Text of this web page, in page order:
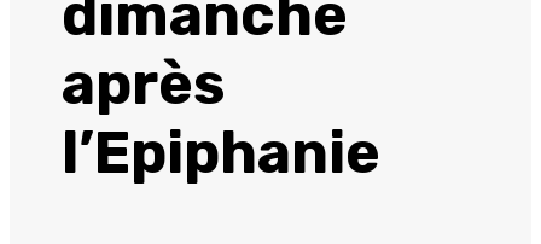
dimanche
après
l’Epiphanie